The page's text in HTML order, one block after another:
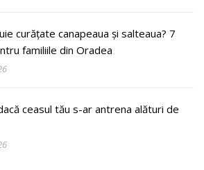
curățate canapeaua și salteaua? 7
familiile din Oradea
ceasul tău s-ar antrena alături de